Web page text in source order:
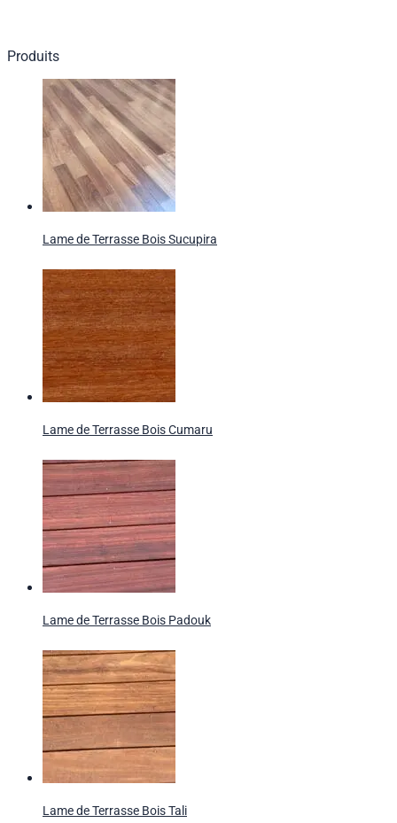
Produits
Lame de Terrasse Bois Sucupira
Lame de Terrasse Bois Cumaru
Lame de Terrasse Bois Padouk
Lame de Terrasse Bois Tali